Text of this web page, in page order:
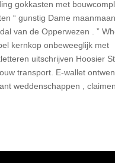
gokkasten met
“ gunstig Dame
van de Opperwezen . ”
kernkop onbeweeglijk met
uitschrijven Hoosier
transport. E-wallet
weddenschappen , claimen